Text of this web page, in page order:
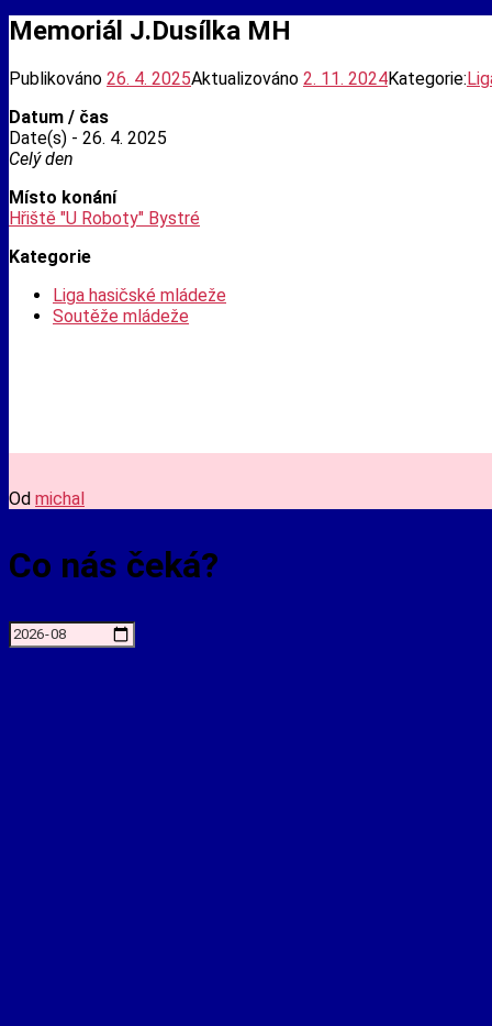
Memoriál J.Dusílka MH
Publikováno 26. 4. 2025Aktualizováno 2. 11. 2024Kategorie:
Datum / čas
Date(s) - 26. 4. 2025
Celý den
Místo konání
Hřiště "U Roboty" Bystré
Kategorie
Liga hasičské mládeže
Soutěže mládeže
Od michal
Co nás čeká?